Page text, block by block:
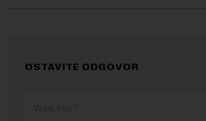
OSTAVITE ODGOVOR